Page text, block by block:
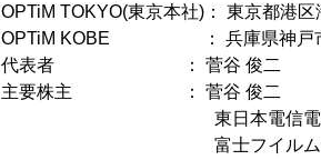
OPTiM TOKYO(東京本社)： 東京都港
OPTiM KOBE ： 兵庫県神戸市中
代表者 ： 菅谷 俊二
主要株主 ： 菅谷 俊二
東日本電信電話株
富士フイルムビジネス